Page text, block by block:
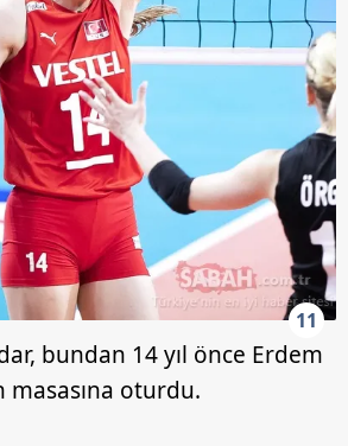
11
bundan 14 yıl önce Erdem
oturdu.